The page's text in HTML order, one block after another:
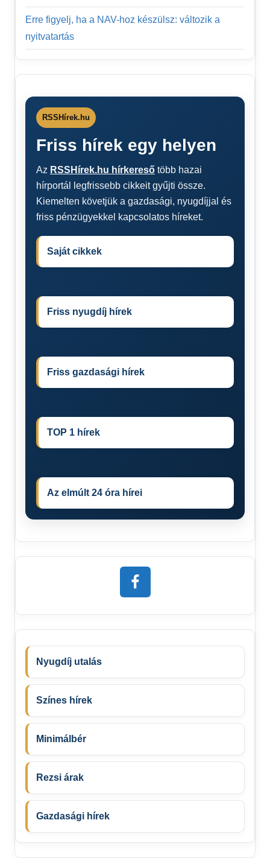
Erre figyelj, ha a NAV-hoz készülsz: változik a
nyitvatartás
RSSHírek.hu
Friss hírek egy helyen
Az RSSHírek.hu hírkereső több hazai
hírportál legfrissebb cikkeit gyűjti össze.
Kiemelten követjük a gazdasági, nyugdíjjal és
friss pénzügyekkel kapcsolatos híreket.
Saját cikkek
Friss nyugdíj hírek
Friss gazdasági hírek
TOP 1 hírek
Az elmúlt 24 óra hírei
Nyugdíj utalás
Színes hírek
Minimálbér
Rezsi árak
Gazdasági hírek